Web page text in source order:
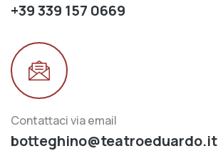
+39 339 157 0669
Contattaci via email
botteghino@teatroeduardo.it